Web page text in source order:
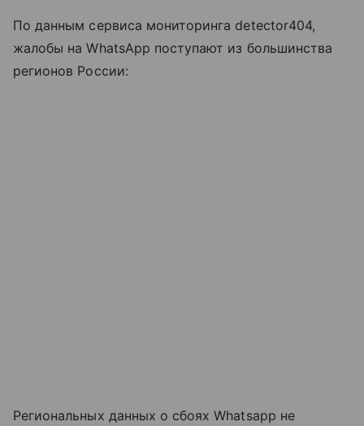
По данным сервиса мониторинга detector404,
жалобы на WhatsApp поступают из большинства
регионов России:
Региональных данных о сбоях Whatsapp не